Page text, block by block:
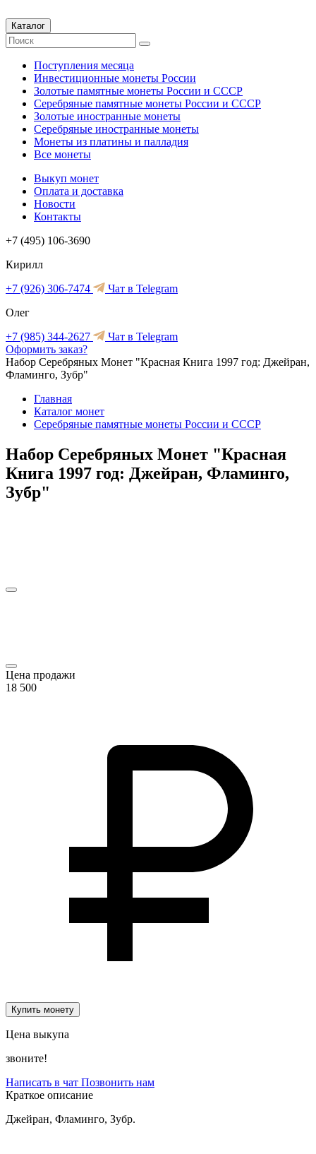
Каталог
Поступления месяца
Инвестиционные монеты России
Золотые памятные монеты России и СССР
Серебряные памятные монеты России и СССР
Золотые иностранные монеты
Серебряные иностранные монеты
Монеты из платины и палладия
Все монеты
Выкуп монет
Оплата и доставка
Новости
Контакты
+7 (495) 106-3690
Кирилл
+7 (926) 306-7474
Чат в Telegram
Олег
+7 (985) 344-2627
Чат в Telegram
Оформить заказ?
Набор Серебряных Монет "Красная Книга 1997 год: Джейран,
Фламинго, Зубр"
Главная
Каталог монет
Серебряные памятные монеты России и СССР
Набор Серебряных Монет "Красная
Книга 1997 год: Джейран, Фламинго,
Зубр"
Цена продажи
18 500
Купить монету
Цена выкупа
звоните!
Написать в чат Позвонить нам
Краткое описание
Джейран, Фламинго, Зубр.